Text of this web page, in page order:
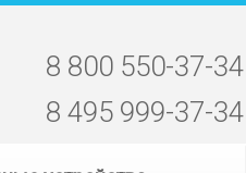
8 800 550-37-34
8 495 999-37-34